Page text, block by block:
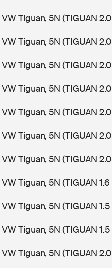
VW Tiguan, 5N (TIGUAN
VW Tiguan, 5N (TIGUAN
VW Tiguan, 5N (TIGUAN
VW Tiguan, 5N (TIGUAN
VW Tiguan, 5N (TIGUAN
VW Tiguan, 5N (TIGUAN
VW Tiguan, 5N (TIGUAN
VW Tiguan, 5N (TIGUAN
VW Tiguan, 5N (TIGUAN
VW Tiguan, 5N (TIGUAN
VW Tiguan, 5N (TIGUAN